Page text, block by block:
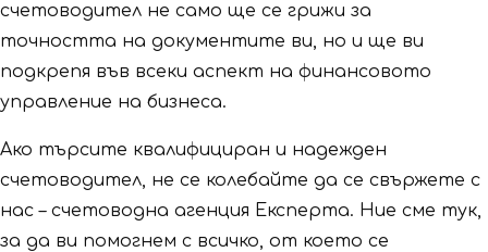
счетоводител не само ще се грижи за
точността на документите ви, но и ще ви
подкрепя във всеки аспект на финансовото
управление на бизнеса.
Ако търсите квалифициран и надежден
счетоводител, не се колебайте да се свържете с
нас – счетоводна агенция Експерта. Ние сме тук,
за да ви помогнем с всичко, от което се